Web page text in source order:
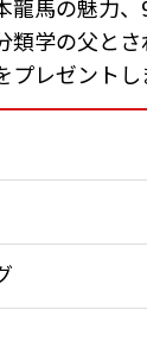
龍馬の魅力
類学の父と
レゼントし